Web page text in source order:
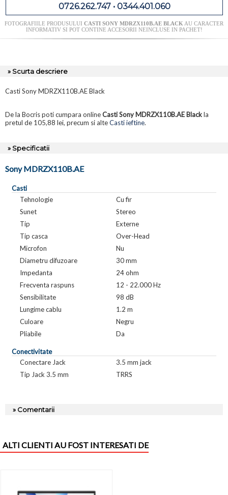
0726.262.747 • 0344.401.060
FOTOGRAFIILE PRODUSULUI CASTI SONY MDRZX110B.AE BLACK AU CARACTER
INFORMATIV SI POT CONTINE ACCESORII NEINCLUSE IN PACHET!
» Scurta descriere
Casti Sony MDRZX110B.AE Black
De la Bocris poti cumpara onlineCasti Sony MDRZX110B.AE Blackla
pretul de 105,88 lei, precum si alteCasti ieftine.
» Specificatii
Sony MDRZX110B.AE
Casti
Tehnologie
Cu fir
Sunet
Stereo
Tip
Externe
Tip casca
Over-Head
Microfon
Nu
Diametru difuzoare
30 mm
Impedanta
24 ohm
Frecventa raspuns
12 - 22.000 Hz
Sensibilitate
98 dB
Lungime cablu
1.2 m
Culoare
Negru
Pliabile
Da
Conectivitate
Conectare Jack
3.5 mm jack
Tip Jack 3.5 mm
TRRS
» Comentarii
ALTI CLIENTI AU FOST INTERESATI DE